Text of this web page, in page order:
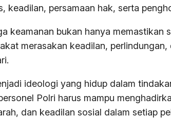
keadilan, persamaan hak, serta
keamanan bukan hanya memastikan
merasakan keadilan,
ideologi yang hidup dalam
Polri harus mampu
dan keadilan sosial dalam setiap